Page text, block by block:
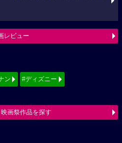
レビュー
ン #ディズニー
画祭作品を探す